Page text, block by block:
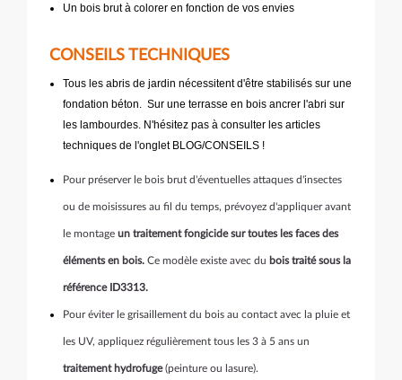
Un bois brut à colorer en fonction de vos envies
CONSEILS TECHNIQUES
Tous les abris de jardin nécessitent d'être stabilisés sur une
fondation béton. Sur une terrasse en bois ancrer l'abri sur
les lambourdes. N'hésitez pas à consulter les articles
techniques de l'onglet BLOG/CONSEILS !
Pour préserver le bois brut d'éventuelles attaques d'insectes
ou de moisissures au fil du temps, prévoyez d'appliquer avant
le montage un traitement fongicide sur toutes les faces des
éléments en bois. Ce modèle existe avec du bois traité sous la
référence ID3313.
Pour éviter le grisaillement du bois au contact avec la pluie et
les UV, appliquez régulièrement tous les 3 à 5 ans un
traitement hydrofuge(peinture ou lasure).